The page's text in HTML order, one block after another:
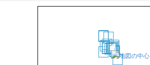
1
23
4
5
6
7
89
10
11
12
13
14
15
16
17
18
20